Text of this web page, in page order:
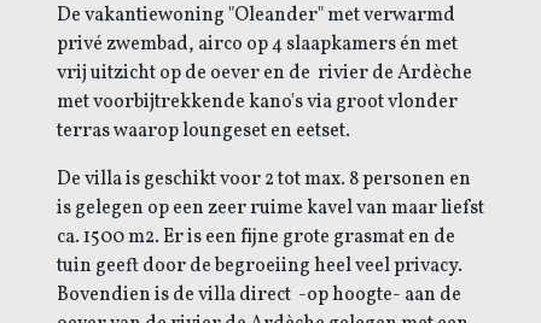
De vakantiewoning "Oleander" met verwarmd
privé zwembad, airco op 4 slaapkamers én met
vrij uitzicht op de oever en de rivier de Ardèche
met voorbijtrekkende kano's via groot vlonder
terras waarop loungeset en eetset.
De villa is geschikt voor 2 tot max. 8 personen en
is gelegen op een zeer ruime kavel van maar liefst
ca. 1500 m2. Er is een fijne grote grasmat en de
tuin geeft door de begroeiing heel veel privacy.
Bovendien is de villa direct -op hoogte- aan de